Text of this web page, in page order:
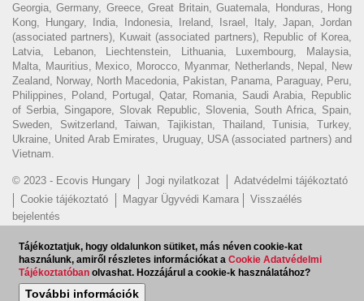
Georgia, Germany, Greece, Great Britain, Guatemala, Honduras, Hong
Kong, Hungary, India, Indonesia, Ireland, Israel, Italy, Japan, Jordan
(associated partners), Kuwait (associated partners), Republic of Korea,
Latvia, Lebanon, Liechtenstein, Lithuania, Luxembourg, Malaysia,
Malta, Mauritius, Mexico, Morocco, Myanmar, Netherlands, Nepal, New
Zealand, Norway, North Macedonia, Pakistan, Panama, Paraguay, Peru,
Philippines, Poland, Portugal, Qatar, Romania, Saudi Arabia, Republic
of Serbia, Singapore, Slovak Republic, Slovenia, South Africa, Spain,
Sweden, Switzerland, Taiwan, Tajikistan, Thailand, Tunisia, Turkey,
Ukraine, United Arab Emirates, Uruguay, USA (associated partners) and
Vietnam.
© 2023 - Ecovis Hungary Jogi nyilatkozat
Adatvédelmi tájékoztató
Cookie tájékoztató
Magyar Ügyvédi Kamara
Visszaélés
bejelentés
Hírlevél feliratkozás EN
Tájékoztatjuk, hogy oldalunkon sütiket, más néven cookie-kat
használunk, amiről részletes információkat aCookie Adatvédelmi
Tájékoztatóban olvashat. Hozzájárul a cookie-k használatához?
További információk